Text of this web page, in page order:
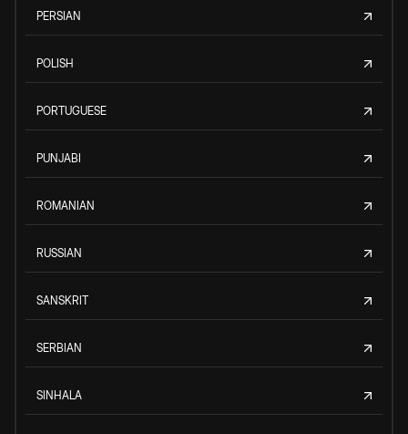
PERSIAN
POLISH
PORTUGUESE
PUNJABI
ROMANIAN
RUSSIAN
SANSKRIT
SERBIAN
SINHALA